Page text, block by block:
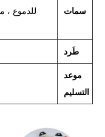
سمات
للدموع ،
طَرد
موعد
التسليم